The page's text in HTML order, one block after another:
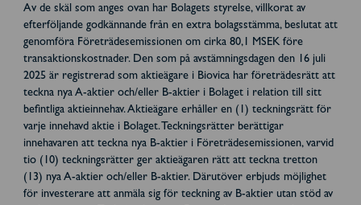
Av de skäl som anges ovan har Bolagets styrelse, villkorat av
efterföljande godkännande från en extra bolagsstämma, beslutat att
genomföra Företrädesemissionen om cirka 80,1 MSEK före
transaktionskostnader. Den som på avstämningsdagen den 16 juli
2025 är registrerad som aktieägare i Biovica har företrädesrätt att
teckna nya A-aktier och/eller B-aktier i Bolaget i relation till sitt
befintliga aktieinnehav. Aktieägare erhåller en (1) teckningsrätt för
varje innehavd aktie i Bolaget. Teckningsrätter berättigar
innehavaren att teckna nya B-aktier i Företrädesemissionen, varvid
tio (10) teckningsrätter ger aktieägaren rätt att teckna tretton
(13) nya A-aktier och/eller B-aktier. Därutöver erbjuds möjlighet
för investerare att anmäla sig för teckning av B-aktier utan stöd av